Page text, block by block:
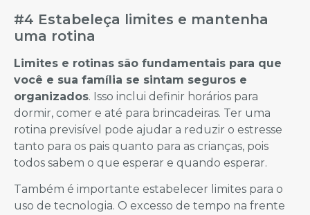
#4 Estabeleça limites e mantenha
uma rotina
Limites e rotinas são fundamentais para que
você e sua família se sintam seguros e
organizados. Isso inclui definir horários para
dormir, comer e até para brincadeiras. Ter uma
rotina previsível pode ajudar a reduzir o estresse
tanto para os pais quanto para as crianças, pois
todos sabem o que esperar e quando esperar.
Também é importante estabelecer limites para o
uso de tecnologia. O excesso de tempo na frente